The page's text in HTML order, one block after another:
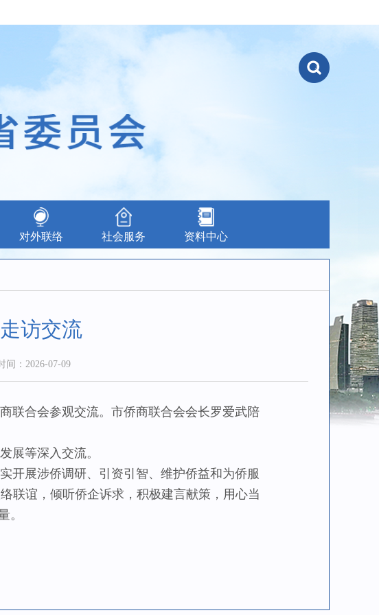
对外联络 社会服务 资料中心
访交流
间：2026-07-09
合会参观交流。市侨商联合会会长罗爱武陪
等深入交流。
展涉侨调研、引资引智、维护侨益和为侨服
联谊，倾听侨企诉求，积极建言献策，用心当
。